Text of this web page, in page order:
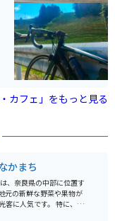
カフェ」をもっと見る
かまち
、奈良県の中部に位置す
元の新鮮な野菜や果物が
気です。 特に、奈
ルビー」や「古都華」